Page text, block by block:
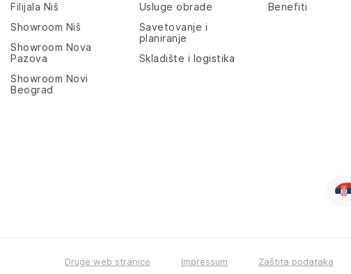
Filijala Niš
Showroom Niš
Showroom Nova
Pazova
Showroom Novi
Beograd
Usluge obrade
Savetovanje i
planiranje
Skladište i logistika
Benefiti
Druge web stranice Impressum Zaštita podataka